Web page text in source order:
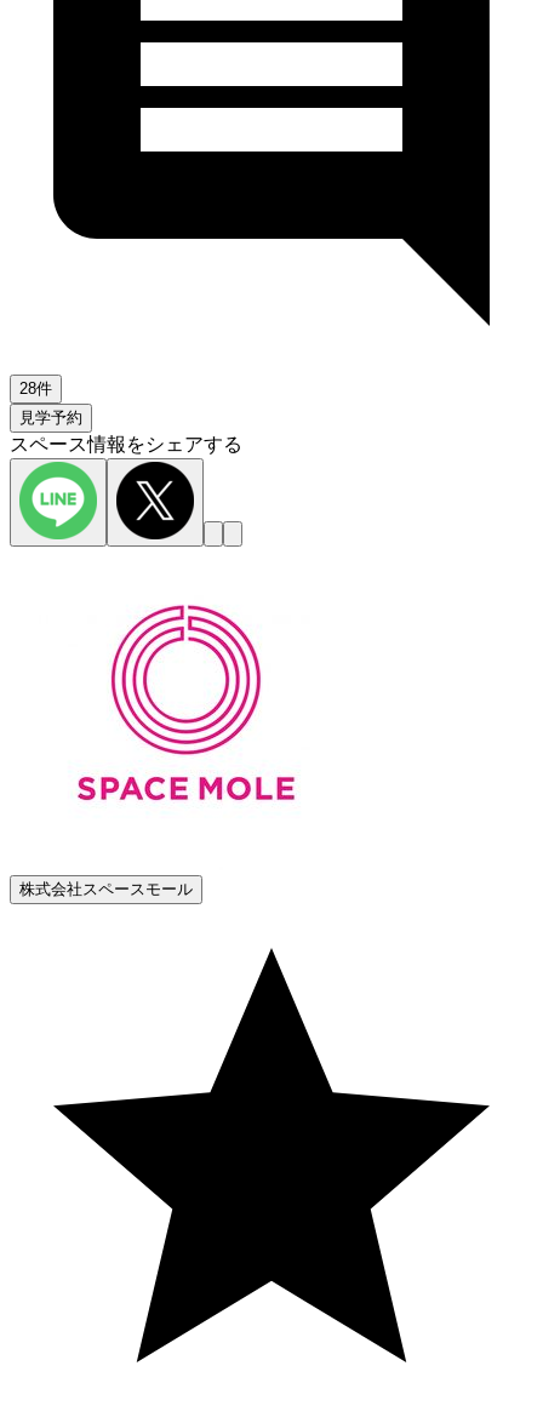
28件
見学予約
スペース情報をシェアする
株式会社スペースモール